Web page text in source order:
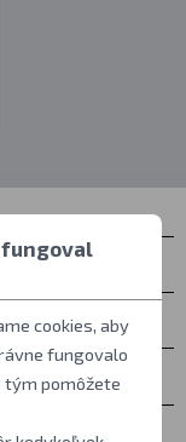
fungoval
cookies, aby
fungovalo
tým pomôžete